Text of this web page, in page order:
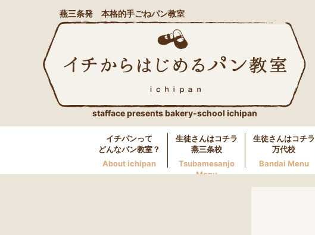
燕三条発 本格的手ごねパン教室
stafface presents bakery-school ichipan
イチパンって
どんなパン教室？
About ichipan
生徒さんはコチラ
燕三条校
Tsubamesanjo
Menu
生徒さんはコチラ
万代校
Bandai Menu